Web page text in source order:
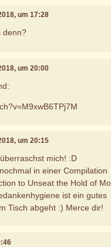
um 17:28
denn?
um 20:00
um 20:15
mich! :D
in einer Compilation
to Unseat the Hold of
ist ein gutes
Tisch abgeht :) Merce dir!